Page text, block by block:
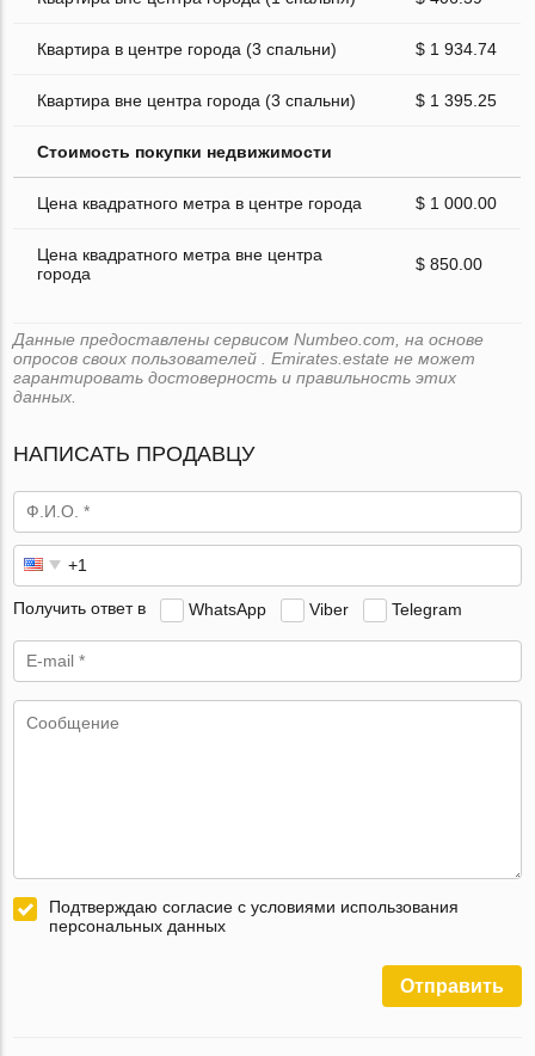
Квартира в центре города (3 спальни) $ 1 934.74
Квартира вне центра города (3 спальни) $ 1 395.25
Стоимость покупки недвижимости
Цена квадратного метра в центре города $ 1 000.00
Цена квадратного метра вне центра
города
$ 850.00
Данные предоставлены сервисом Numbeo.com, на основе
опросов своих пользователей . Emirates.estate не может
гарантировать достоверность и правильность этих
данных.
НАПИСАТЬ ПРОДАВЦУ
Получить ответ в WhatsApp Viber Telegram
Подтверждаю согласие с условиями использования
персональных данных
Отправить